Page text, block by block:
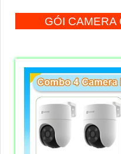
GÓI CAMERA